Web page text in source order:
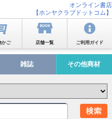
オンライン書店
【ホンヤクラブドットコム】
かご 店舗一覧 ご利用ガイド
雑誌 その他商材